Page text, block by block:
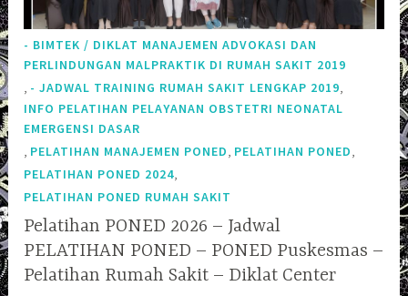
- BIMTEK / DIKLAT MANAJEMEN ADVOKASI DAN
PERLINDUNGAN MALPRAKTIK DI RUMAH SAKIT 2019
, - JADWAL TRAINING RUMAH SAKIT LENGKAP 2019,
INFO PELATIHAN PELAYANAN OBSTETRI NEONATAL
EMERGENSI DASAR
, PELATIHAN MANAJEMEN PONED, PELATIHAN PONED,
PELATIHAN PONED 2024,
PELATIHAN PONED RUMAH SAKIT
Pelatihan PONED 2026 – Jadwal
PELATIHAN PONED – PONED Puskesmas –
Pelatihan Rumah Sakit – Diklat Center